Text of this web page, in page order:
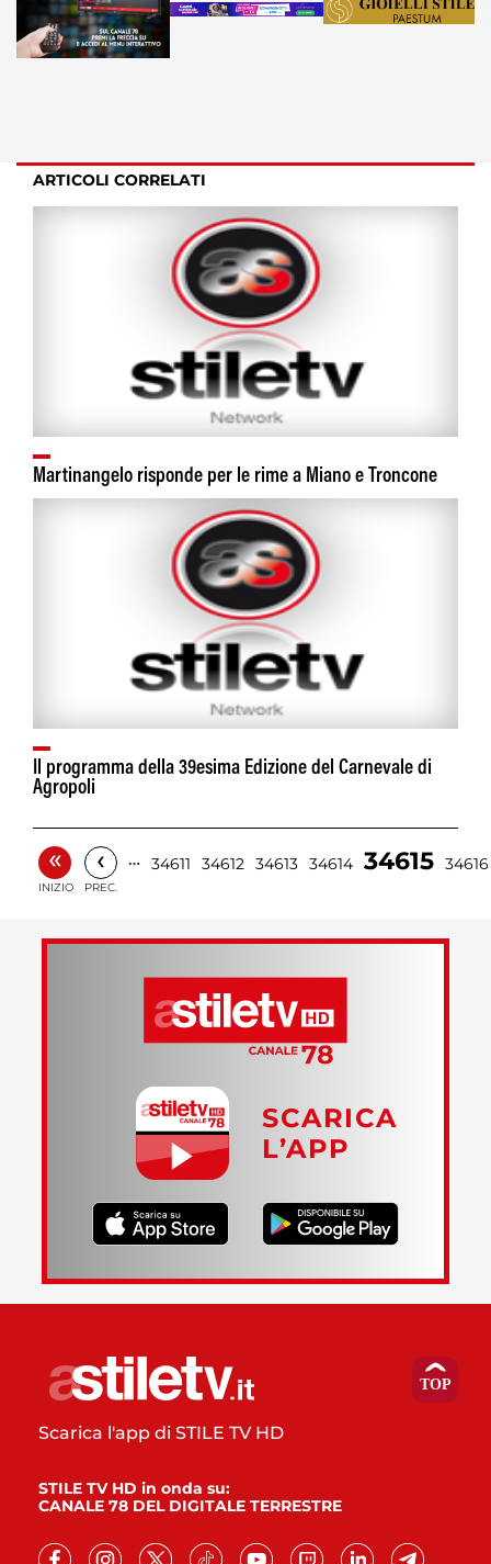
ARTICOLI CORRELATI
Martinangelo risponde per le rime a Miano e Troncone
Il programma della 39esima Edizione del Carnevale di
Agropoli
«
INIZIO
‹
PREC.
… 34611 34612 34613 34614 34615 34616
SCARICA
L’APP
Scarica l'app di STILE TV HD
STILE TV HD in onda su:
CANALE 78 DEL DIGITALE TERRESTRE